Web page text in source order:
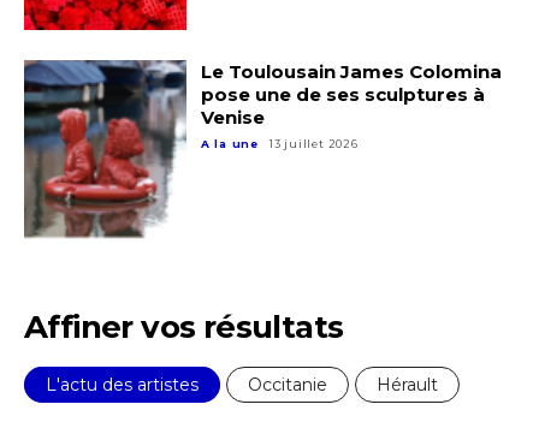
Le Toulousain James Colomina
pose une de ses sculptures à
Venise
A la une 13 juillet 2026
Affiner vos résultats
L'actu des artistes Occitanie Hérault